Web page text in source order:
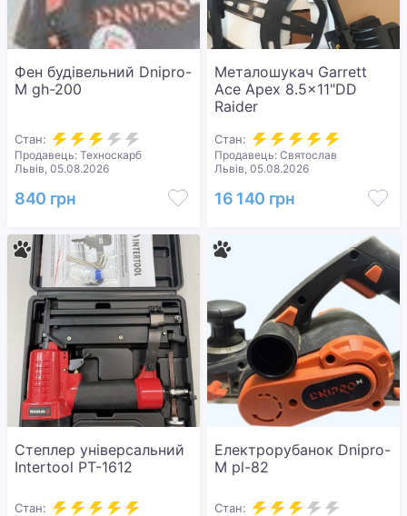
Фен будівельний Dnipro-
M gh-200
Стан:
Продавець: Техноскарб
Львів, 05.08.2026
840 грн
Металошукач Garrett
Ace Apex 8.5x11"DD
Raider
Стан:
Продавець: Святослав
Львів, 05.08.2026
16 140 грн
Степлер універсальний
Intertool PT-1612
Стан:
Електрорубанок Dnipro-
M pl-82
Стан: